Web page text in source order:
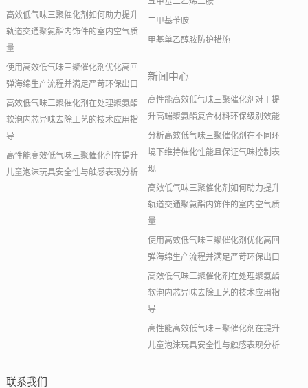
高效低气味三聚催化剂如何助力提升
轨道交通聚氨酯内饰件的室内空气质
量
使用高效低气味三聚催化剂优化高回
弹海绵生产流程并满足严苛环保出口
高效低气味三聚催化剂在处理聚氨酯
软泡内芯异味去除工艺的技术应用指
导
高性能高效低气味三聚催化剂在提升
儿童泡沫玩具安全性与触感表现分析
二甲基苄胺
甲基单乙醇胺防护措施
新闻中心
高性能高效低气味三聚催化剂对于提
升高端聚氨酯复合材料环保级别效能
分析高效低气味三聚催化剂在不同环
境下维持催化性能且保证气味控制表
现
高效低气味三聚催化剂如何助力提升
轨道交通聚氨酯内饰件的室内空气质
量
使用高效低气味三聚催化剂优化高回
弹海绵生产流程并满足严苛环保出口
高效低气味三聚催化剂在处理聚氨酯
软泡内芯异味去除工艺的技术应用指
导
高性能高效低气味三聚催化剂在提升
儿童泡沫玩具安全性与触感表现分析
联系我们